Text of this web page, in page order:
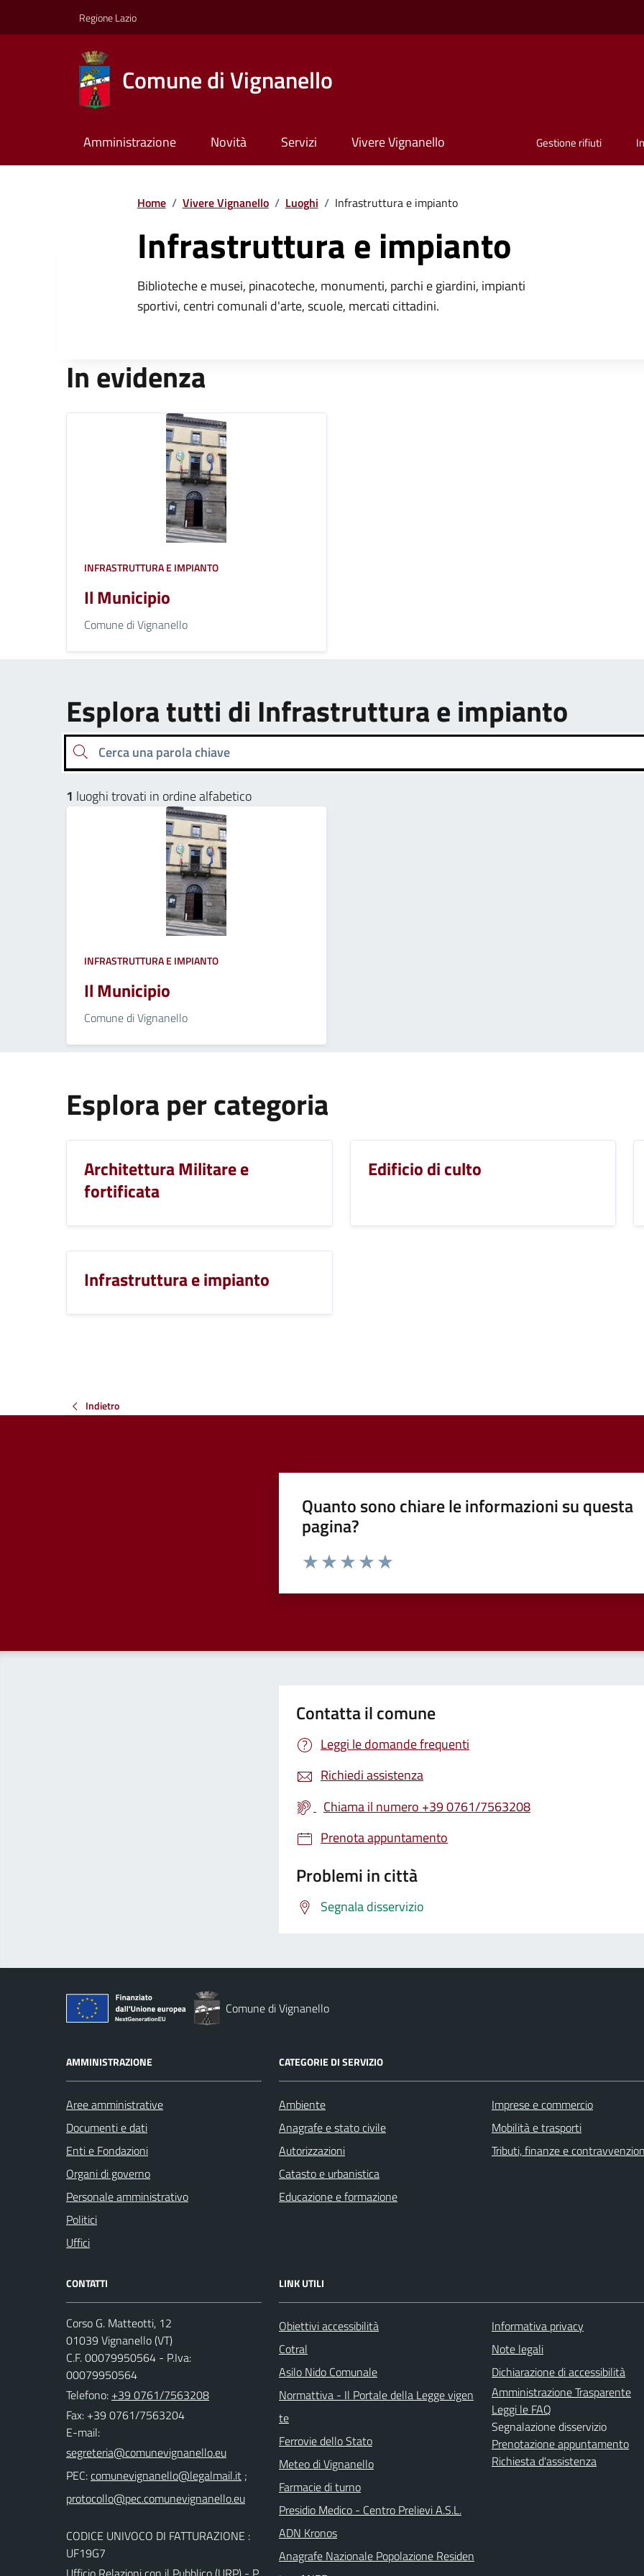
Regione Lazio
Comune di Vignanello
Amministrazione Novità Servizi Vivere Vignanello Gestione rifiuti
Home / Vivere Vignanello / Luoghi / Infrastruttura e impianto
Infrastruttura e impianto
Biblioteche e musei, pinacoteche, monumenti, parchi e giardini, impianti
sportivi, centri comunali d'arte, scuole, mercati cittadini.
In evidenza
INFRASTRUTTURA E IMPIANTO
Il Municipio
Comune di Vignanello
Esplora tutti di Infrastruttura e impianto
Cerca una parola chiave
1 luoghi trovati in ordine alfabetico
INFRASTRUTTURA E IMPIANTO
Il Municipio
Comune di Vignanello
Esplora per categoria
Architettura Militare e
fortificata
Edificio di culto
Infrastruttura e impianto
Indietro
Quanto sono chiare le informazioni su questa
pagina?
Valuta da 1 a 5 stelle la pagina
Contatta il comune
Leggi le domande frequenti
Richiedi assistenza
Chiama il numero +39 0761/7563208
Prenota appuntamento
Problemi in città
Segnala disservizio
Comune di Vignanello
AMMINISTRAZIONE
Aree amministrative
Documenti e dati
Enti e Fondazioni
Organi di governo
Personale amministrativo
Politici
Uffici
CATEGORIE DI SERVIZIO
Ambiente
Anagrafe e stato civile
Autorizzazioni
Catasto e urbanistica
Educazione e formazione
Imprese e commercio
Mobilità e trasporti
Tributi, finanze e
CONTATTI
Corso G. Matteotti, 12
01039 Vignanello (VT)
C.F. 00079950564 - P.Iva:
00079950564
Telefono: +39 0761/7563208
Fax: +39 0761/7563204
E-mail:
PEC: ;
CODICE UNIVOCO DI FATTURAZIONE :
UF19G7
LINK UTILI
Obiettivi accessibilità
Cotral
Asilo Nido Comunale
Normattiva - Il Portale della Legge vigen
te
Ferrovie dello Stato
Meteo di Vignanello
Farmacie di turno
Presidio Medico - Centro Prelievi A.S.L.
ADN Kronos
Anagrafe Nazionale Popolazione Residen
Informativa privacy
Note legali
Dichiarazione di accessibilità
Amministrazione Trasparente
Leggi le FAQ
Segnalazione disservizio
Prenotazione appuntamento
Richiesta d'assistenza